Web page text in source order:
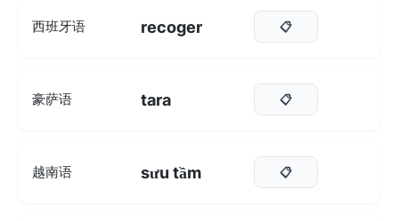
西班牙语 recoger 📋
豪萨语 tara 📋
越南语 sưu tầm 📋